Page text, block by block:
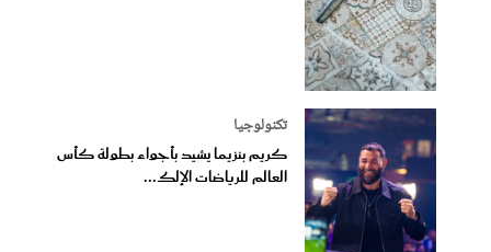
تكنولوجيا
كريم بنزيما يشيد بأجواء بطولة كأس
العالم للرياضات الإلك...